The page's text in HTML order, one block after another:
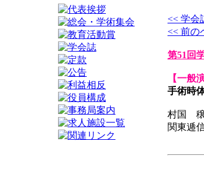
<< 学会
<< 前の
第51回
【一般
手術時
村国
関東